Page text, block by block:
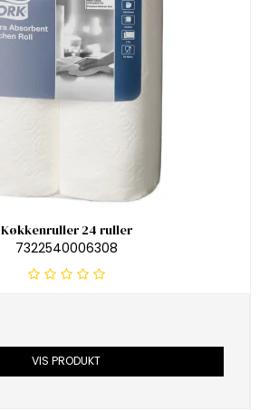
Køkkenruller 24 ruller
7322540006308
VIS PRODUKT